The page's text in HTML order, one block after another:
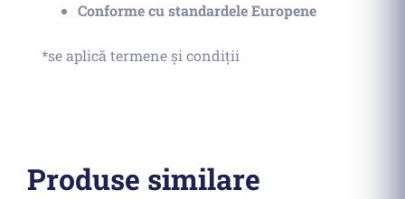
Conforme cu standardele Europene
*se aplică termene și condiții
Produse similare